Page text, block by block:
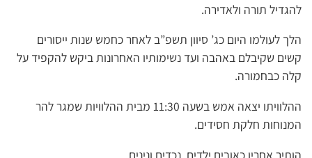
להגדיל תורה ולאדירה.
הלך לעולמו היום כג’ סיוון תשפ”ב לאחר כחמש שנות ייסורים
קשים שקיבלם באהבה ועד נשימותיו האחרונות ביקש להקפיד על
קלה כבחמורה.
ההלוויתו יצאה אמש בשעה 11:30 מבית ההלוויות שמגר להר
המנוחות חלקת חסידים.
הותיר אחריו כאובים ילדים, נכדים ונינים.